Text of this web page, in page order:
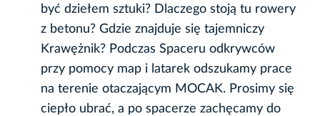
być dziełem sztuki? Dlaczego stoją tu rowery
z betonu? Gdzie znajduje się tajemniczy
Krawężnik? Podczas Spaceru odkrywców
przy pomocy map i latarek odszukamy prace
na terenie otaczającym MOCAK. Prosimy się
ciepło ubrać, a po spacerze zachęcamy do